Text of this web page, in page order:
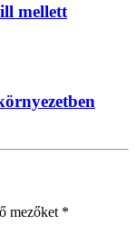
mellett
mezőket *